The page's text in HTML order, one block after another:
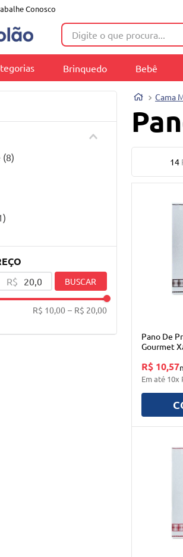
Conosco
Digite o que procura...
Brinquedo Bebê
(8)
)
R$ BUSCAR
R$ 10,00 – R$ 20,00
Cama
14
Pano De
Gourmet
R$ 10,57
Em até 10x